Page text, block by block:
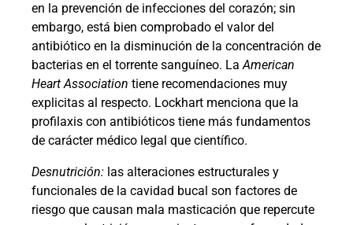
en la prevención de infecciones del corazón; sin
embargo, está bien comprobado el valor del
antibiótico en la disminución de la concentración de
bacterias en el torrente sanguíneo. LaAmerican
Heart Association tiene recomendaciones muy
explicitas al respecto. Lockhart menciona que la
profilaxis con antibióticos tiene más fundamentos
de carácter médico legal que científico.
Desnutrición: las alteraciones estructurales y
funcionales de la cavidad bucal son factores de
riesgo que causan mala masticación que repercute